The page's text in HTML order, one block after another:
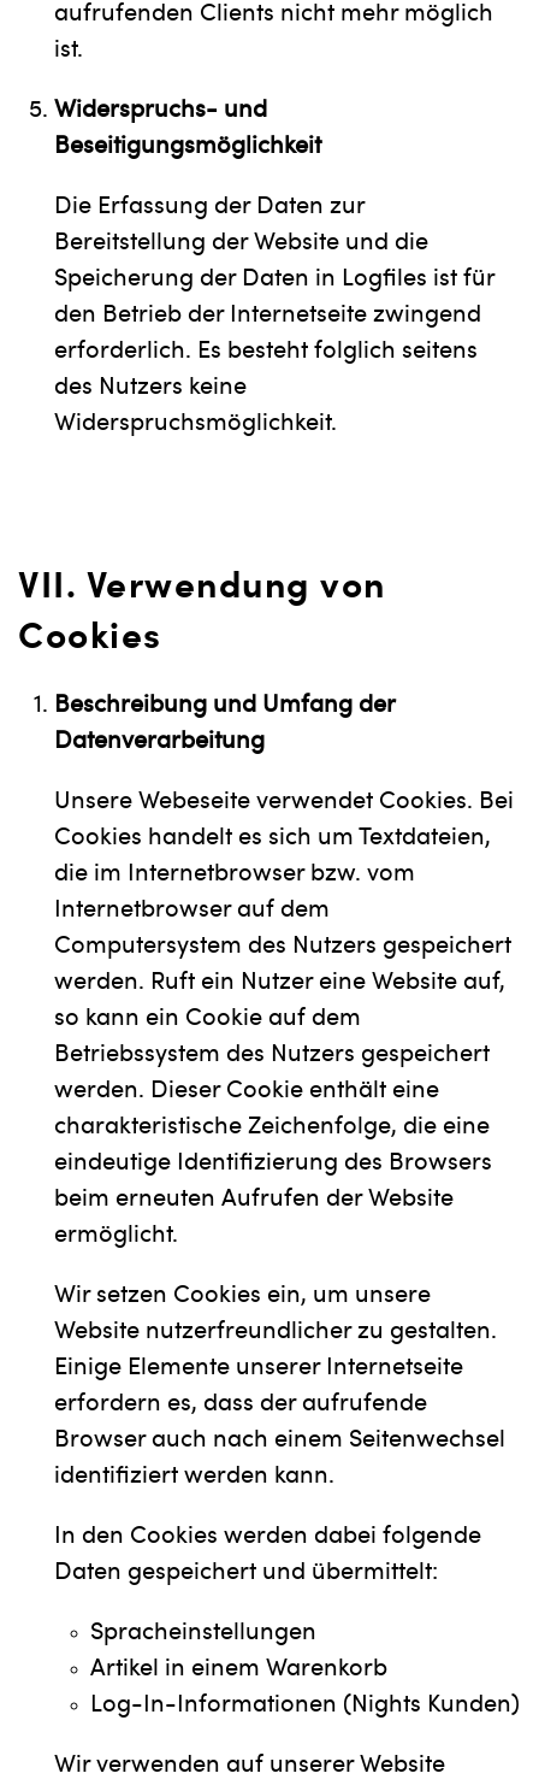
aufrufenden Clients nicht mehr möglich
ist.
Widerspruchs- und
Beseitigungsmöglichkeit
Die Erfassung der Daten zur
Bereitstellung der Website und die
Speicherung der Daten in Logfiles ist für
den Betrieb der Internetseite zwingend
erforderlich. Es besteht folglich seitens
des Nutzers keine
Widerspruchsmöglichkeit.
VII. Verwendung von
Cookies
Beschreibung und Umfang der
Datenverarbeitung
Unsere Webeseite verwendet Cookies. Bei
Cookies handelt es sich um Textdateien,
die im Internetbrowser bzw. vom
Internetbrowser auf dem
Computersystem des Nutzers gespeichert
werden. Ruft ein Nutzer eine Website auf,
so kann ein Cookie auf dem
Betriebssystem des Nutzers gespeichert
werden. Dieser Cookie enthält eine
charakteristische Zeichenfolge, die eine
eindeutige Identifizierung des Browsers
beim erneuten Aufrufen der Website
ermöglicht.
Wir setzen Cookies ein, um unsere
Website nutzerfreundlicher zu gestalten.
Einige Elemente unserer Internetseite
erfordern es, dass der aufrufende
Browser auch nach einem Seitenwechsel
identifiziert werden kann.
In den Cookies werden dabei folgende
Daten gespeichert und übermittelt:
Spracheinstellungen
Artikel in einem Warenkorb
Log-In-Informationen (Nights Kunden)
Wir verwenden auf unserer Website